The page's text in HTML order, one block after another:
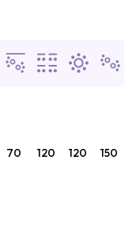
70 120 120 150